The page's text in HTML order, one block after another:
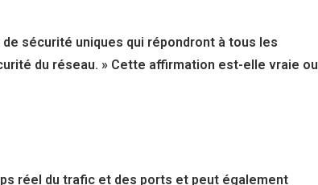
sécurité uniques qui répondront à tous les
du réseau. » Cette affirmation est-elle vraie ou
réel du trafic et des ports et peut également